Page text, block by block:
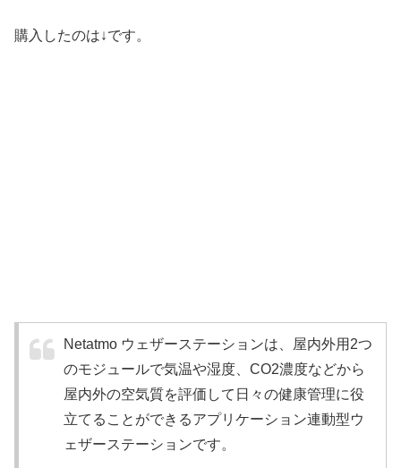
購入したのは↓です。
Netatmo ウェザーステーションは、屋内外用2つ
のモジュールで気温や湿度、CO2濃度などから
屋内外の空気質を評価して日々の健康管理に役
立てることができるアプリケーション連動型ウ
ェザーステーションです。